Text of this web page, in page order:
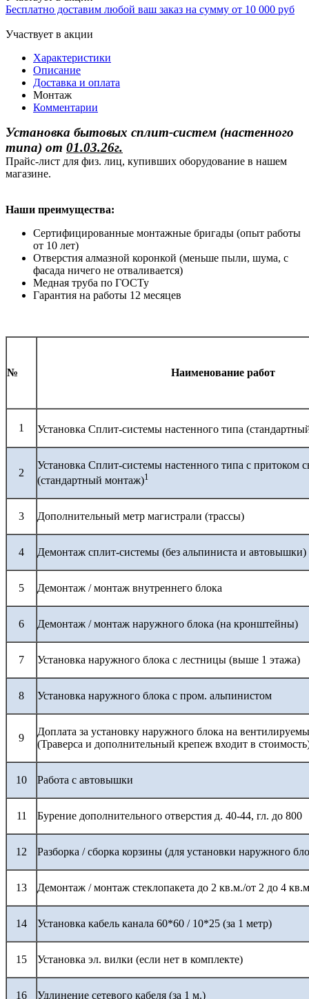
Бесплатно доставим любой ваш заказ на сумму от 10 000 руб
Участвует в акции
Характеристики
Описание
Доставка и оплата
Монтаж
Комментарии
Установка бытовых сплит-систем (настенного
типа) от 01.03.26г.
Прайс-лист для физ. лиц, купивших оборудование в нашем
магазине.
Наши преимущества:
Сертифицированные монтажные бригады (опыт работы
от 10 лет)
Отверстия алмазной коронкой (меньше пыли, шума, с
фасада ничего не отваливается)
Медная труба по ГОСТу
Гарантия на работы 12 месяцев
№ Наименование работ
1 Установка Сплит-системы настенного типа
2
Установка Сплит-системы настенного типа с притоком
(стандартный монтаж)1
3 Дополнительный метр магистрали (трассы)
4 Демонтаж сплит-системы (без альпиниста и автовышки)
5 Демонтаж / монтаж внутреннего блока
6 Демонтаж / монтаж наружного блока (на кронштейны)
7 Установка наружного блока с лестницы (выше 1 этажа)
8 Установка наружного блока с пром. альпинистом
9
Доплата за установку наружного блока на
(Траверса и дополнительный крепеж входит в
10 Работа с автовышки
11 Бурение дополнительного отверстия д. 40-44, гл. до 800
12 Разборка / сборка корзины (для установки наружного
13 Демонтаж / монтаж стеклопакета до 2 кв.м./от 2 до 4
14 Установка кабель канала 60*60 / 10*25 (за 1 метр)
15 Установка эл. вилки (если нет в комплекте)
16 Удлинение сетевого кабеля (за 1 м.)